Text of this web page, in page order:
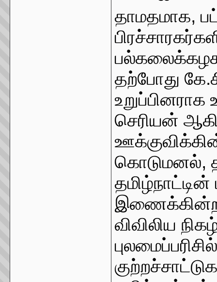
தாமதமாக,
தற்போது
உறுப்பினராக
செரியன்
கொடுமனல்,
விவிலிய